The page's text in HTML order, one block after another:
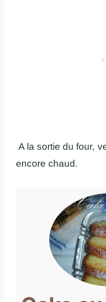
A la sortie du four,
encore chaud.